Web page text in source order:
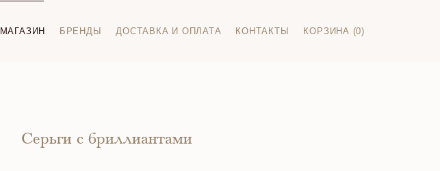
МАГАЗИН БРЕНДЫ ДОСТАВКА И ОПЛАТА КОНТАКТЫ КОРЗИНА (0)
Серьги с бриллиантами